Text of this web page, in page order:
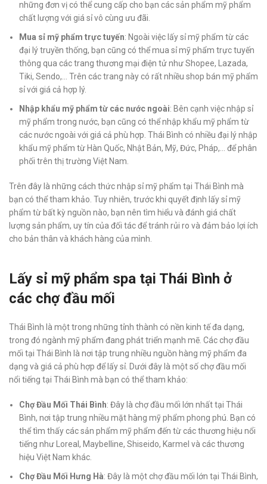
những đơn vị có thể cung cấp cho bạn các sản phẩm mỹ phẩm
chất lượng với giá sỉ vô cùng ưu đãi.
Mua sỉ mỹ phẩm trực tuyến: Ngoài việc lấy sỉ mỹ phẩm từ các
đại lý truyền thống, bạn cũng có thể mua sỉ mỹ phẩm trực tuyến
thông qua các trang thương mại điện tử như Shopee, Lazada,
Tiki, Sendo,… Trên các trang này có rất nhiều shop bán mỹ phẩm
sỉ với giá cả hợp lý.
Nhập khẩu mỹ phẩm từ các nước ngoài: Bên cạnh việc nhập sỉ
mỹ phẩm trong nước, bạn cũng có thể nhập khẩu mỹ phẩm từ
các nước ngoài với giá cả phù hợp. Thái Bình có nhiều đại lý nhập
khẩu mỹ phẩm từ Hàn Quốc, Nhật Bản, Mỹ, Đức, Pháp,… để phân
phối trên thị trường Việt Nam.
Trên đây là những cách thức nhập sỉ mỹ phẩm tại Thái Bình mà
bạn có thể tham khảo. Tuy nhiên, trước khi quyết định lấy sỉ mỹ
phẩm từ bất kỳ nguồn nào, bạn nên tìm hiểu và đánh giá chất
lượng sản phẩm, uy tín của đối tác để tránh rủi ro và đảm bảo lợi ích
cho bản thân và khách hàng của mình.
Lấy sỉ mỹ phẩm spa tại Thái Bình ở
các chợ đầu mối
Thái Bình là một trong những tỉnh thành có nền kinh tế đa dạng,
trong đó ngành mỹ phẩm đang phát triển mạnh mẽ. Các chợ đầu
mối tại Thái Bình là nơi tập trung nhiều nguồn hàng mỹ phẩm đa
dạng và giá cả phù hợp để lấy sỉ. Dưới đây là một số chợ đầu mối
nổi tiếng tại Thái Bình mà bạn có thể tham khảo:
Chợ Đầu Mối Thái Bình: Đây là chợ đầu mối lớn nhất tại Thái
Bình, nơi tập trung nhiều mặt hàng mỹ phẩm phong phú. Bạn có
thể tìm thấy các sản phẩm mỹ phẩm đến từ các thương hiệu nổi
tiếng như Loreal, Maybelline, Shiseido, Karmel và các thương
hiệu Việt Nam khác.
Chợ Đầu Mối Hưng Hà: Đây là một chợ đầu mối lớn tại Thái Bình,